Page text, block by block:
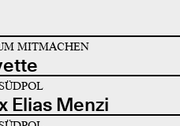
MITMACHEN
Elias Menzi